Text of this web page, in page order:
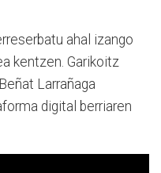
ahal izango
kentzen. Garikoitz
Larrañaga
digital berriaren